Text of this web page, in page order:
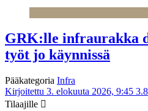
GRK:lle infraurakka
työt jo käynnissä
Pääkategoria Infra
Kirjoitettu 3. elokuuta 2026, 9:45
Tilaajille